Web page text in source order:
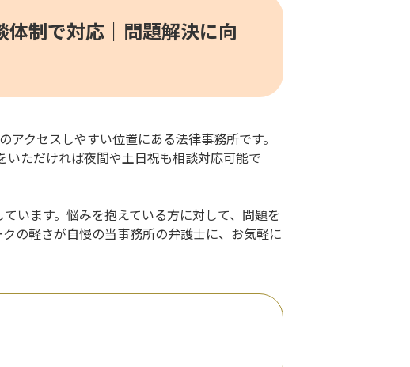
体制で対応｜問題解決に向
クセスしやすい位置にある法律事務所です。
ただければ夜間や土日祝も相談対応可能で
います。悩みを抱えている方に対して、問題を
の軽さが自慢の当事務所の弁護士に、お気軽に